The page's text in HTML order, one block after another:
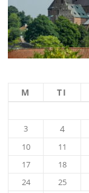
M TI
3
4
10
11
17
18
24
25